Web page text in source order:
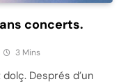
concerts.
3 Mins
Després d’un